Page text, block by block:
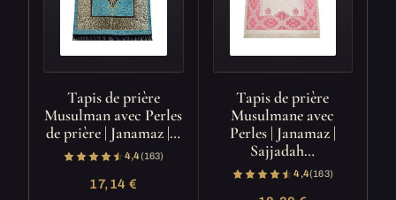
Tapis de prière
Musulman avec Perles
de prière | Janamaz |…
4,4(163)
17,14 €
Tapis de prière
Musulmane avec
Perles | Janamaz |
Sajjadah…
4,4(163)